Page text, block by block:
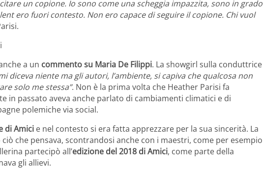
un copione. Io sono come una scheggia impazzita, sono in grado
ero fuori contesto. Non ero capace di seguire il copione. Chi vuol
a un commento su Maria De Filippi. La showgirl sulla conduttrice
diceva niente ma gli autori, l’ambiente, si capiva che qualcosa non
solo me stessa”. Non è la prima volta che Heather Parisi fa
in passato aveva anche parlato di cambiamenti climatici e di
polemiche via social.
di Amici e nel contesto si era fatta apprezzare per la sua sincerità. La
che pensava, scontrandosi anche con i maestri, come per esempio
partecipò all’edizione del 2018 di Amici, come parte della
gli allievi.